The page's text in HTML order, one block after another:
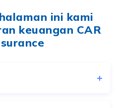
ini kami
keuangan CAR